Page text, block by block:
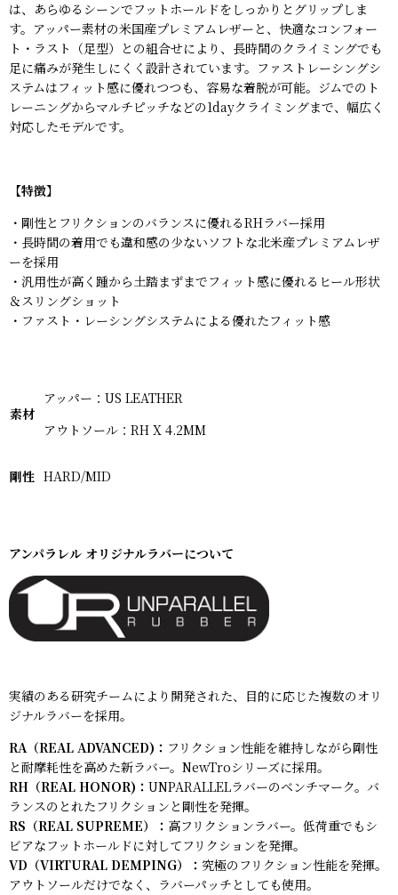
は、あらゆるシーンでフットホールドをしっかりとグリップしま
す。アッパー素材の米国産プレミアムレザーと、快適なコンフォー
ト・ラスト（足型）との組合せにより、長時間のクライミングでも
足に痛みが発生しにくく設計されています。ファストレーシングシ
ステムはフィット感に優れつつも、容易な着脱が可能。ジムでのト
レーニングからマルチピッチなどの1dayクライミングまで、幅広く
対応したモデルです。
【特徴】
・剛性とフリクションのバランスに優れるRHラバー採用
・長時間の着用でも違和感の少ないソフトな北米産プレミアムレザ
ーを採用
・汎用性が高く踵から土踏まずまでフィット感に優れるヒール形状
＆スリングショット
・ファスト・レーシングシステムによる優れたフィット感
素材
アッパー：US LEATHER
アウトソール：RH X 4.2MM
剛性 HARD/MID
アンパラレル オリジナルラバーについて
実績のある研究チームにより開発された、目的に応じた複数のオリ
ジナルラバーを採用。
RA（REAL ADVANCED)： フリクション性能を維持しながら剛性
と耐摩耗性を高めた新ラバー。NewTroシリーズに採用。
RH（REAL HONOR)： UNPARALLELラバーのベンチマーク。バ
ランスのとれたフリクションと剛性を発揮。
RS（REAL SUPREME）： 高フリクションラバー。低荷重でもシ
ビアなフットホールドに対してフリクションを発揮。
VD（VIRTURAL DEMPING）： 究極のフリクション性能を発揮。
アウトソールだけでなく、ラバーパッチとしても使用。